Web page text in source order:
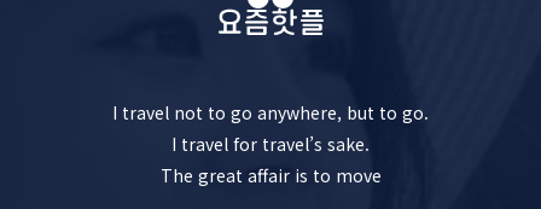
I travel not to go anywhere, but to go.
I travel for travel’s sake.
The great affair is to move